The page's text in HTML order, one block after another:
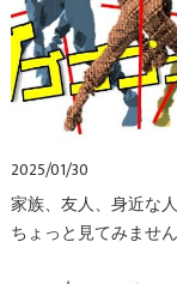
2025/01/30
家族、友人、身近な
ちょっと見てみませ